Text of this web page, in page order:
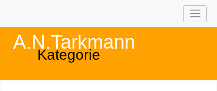
A.N.Tarkmann
Kategorie